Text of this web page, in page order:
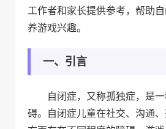
工作者和家长提供参考，帮助
养游戏兴趣。
一、引言
自闭症，又称孤独症，是
碍。自闭症儿童在社交、沟通